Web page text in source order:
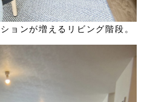
ョンが増えるリビング階段。